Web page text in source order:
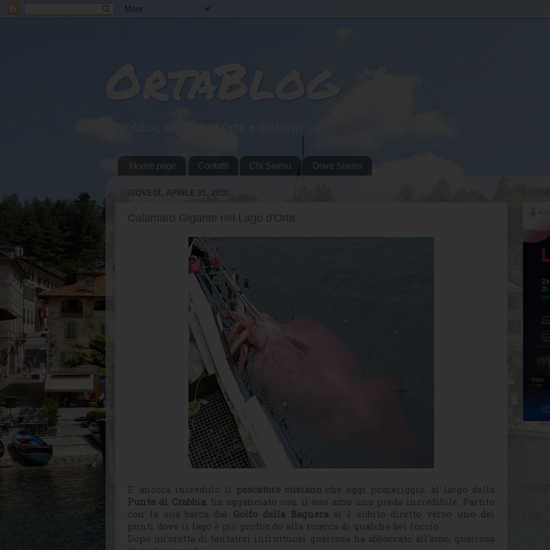
OrtaBlog
Home page Contatti Chi Siamo Dove Siamo
GIOVEDÌ, APRILE 01, 2010
Calamaro Gigante nel Lago d'Orta
E' ancora incredulo il pescatore cusiano che oggi pomeriggio, al largo della
Punta di Crabbia, ha agganciato con il suo amo una preda incredibile. Partito
con la sua barca dal Golfo della Bagnerasi è subito diretto verso uno dei
punti dove il lago è più profondo alla ricerca di qualche bel luccio.
Dopo un'oretta di tentativi infruttuosi qualcosa ha abboccato all'amo, qualcosa